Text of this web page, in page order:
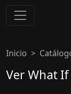
Inicio
Ver What